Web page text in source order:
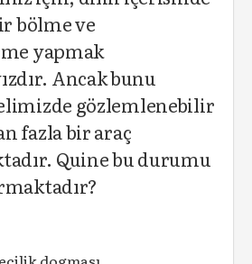
bölme ve
yapmak
Ancak bunu
gözlemlenebilir
fazla bir araç
Quine bu durumu